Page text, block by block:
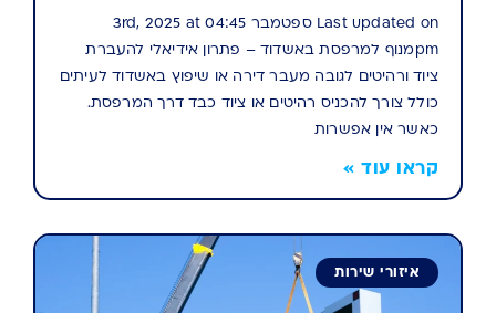
Last updated on ספטמבר 3rd, 2025 at 04:45
pmמנוף למרפסת באשדוד – פתרון אידיאלי להעברת
ציוד ורהיטים לגובה מעבר דירה או שיפוץ באשדוד לעיתים
כולל צורך להכניס רהיטים או ציוד כבד דרך המרפסת.
כאשר אין אפשרות
קראו עוד »
איזורי שירות